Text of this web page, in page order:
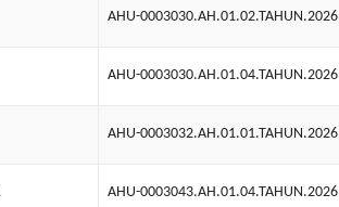
AHU-0003030.AH.01.02.TAHUN.2026
AHU-0003030.AH.01.04.TAHUN.2026
AHU-0003032.AH.01.01.TAHUN.2026
AHU-0003043.AH.01.04.TAHUN.2026